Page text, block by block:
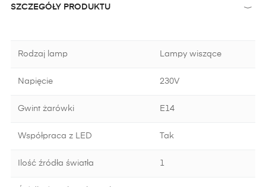
SZCZEGÓŁY PRODUKTU
Rodzaj lamp Lampy wiszące
Napięcie 230V
Gwint żarówki E14
Współpraca z LED Tak
Ilość źródła światła 1